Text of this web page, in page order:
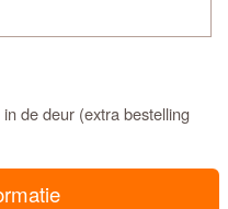
de deur (extra bestelling